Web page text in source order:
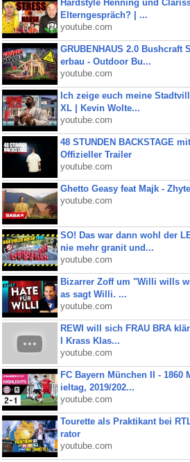
Hardstyle Henning und
Elterngespräch? | ...
youtube.com
GRUBENHAUS 2.0 Bushcraft
erbau - Outdoor Bu...
youtube.com
Ich zeige euch meine
XL | Kevin Wolte...
youtube.com
48 STUNDEN BACKSTAGE
Offizieller Trailer
youtube.com
Ghetto Geasy feat Majk -
youtube.com
SO! Das war dann wohl der
nie mehr granit und...
youtube.com
Bizarrer Zoff um "Willi wills
as sagt Willi. ...
youtube.com
REWI will sich FRAU BRA
I Krass Klas...
youtube.com
FC Bayern München II - 1860
ieltag, 2019/202...
youtube.com
Tourette als Praktikant bei
rator
youtube.com